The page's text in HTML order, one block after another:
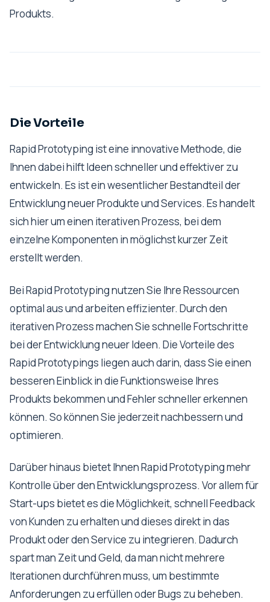
Produkts.
Die Vorteile
Rapid Prototyping ist eine innovative Methode, die
Ihnen dabei hilft Ideen schneller und effektiver zu
entwickeln. Es ist ein wesentlicher Bestandteil der
Entwicklung neuer Produkte und Services. Es handelt
sich hier um einen iterativen Prozess, bei dem
einzelne Komponenten in möglichst kurzer Zeit
erstellt werden.
Bei Rapid Prototyping nutzen Sie Ihre Ressourcen
optimal aus und arbeiten effizienter. Durch den
iterativen Prozess machen Sie schnelle Fortschritte
bei der Entwicklung neuer Ideen. Die Vorteile des
Rapid Prototypings liegen auch darin, dass Sie einen
besseren Einblick in die Funktionsweise Ihres
Produkts bekommen und Fehler schneller erkennen
können. So können Sie jederzeit nachbessern und
optimieren.
Darüber hinaus bietet Ihnen Rapid Prototyping mehr
Kontrolle über den Entwicklungsprozess. Vor allem für
Start-ups bietet es die Möglichkeit, schnell Feedback
von Kunden zu erhalten und dieses direkt in das
Produkt oder den Service zu integrieren. Dadurch
spart man Zeit und Geld, da man nicht mehrere
Iterationen durchführen muss, um bestimmte
Anforderungen zu erfüllen oder Bugs zu beheben.